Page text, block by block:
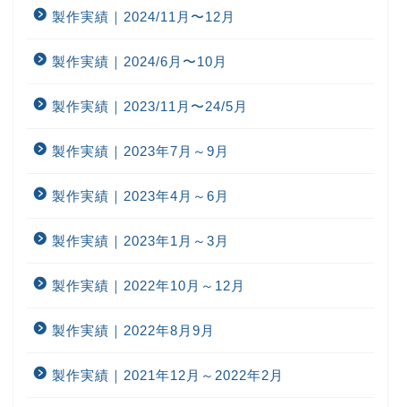
製作実績｜2024/11月〜12月
製作実績｜2024/6月〜10月
製作実績｜2023/11月〜24/5月
製作実績｜2023年7月～9月
製作実績｜2023年4月～6月
製作実績｜2023年1月～3月
製作実績｜2022年10月～12月
製作実績｜2022年8月9月
製作実績｜2021年12月～2022年2月